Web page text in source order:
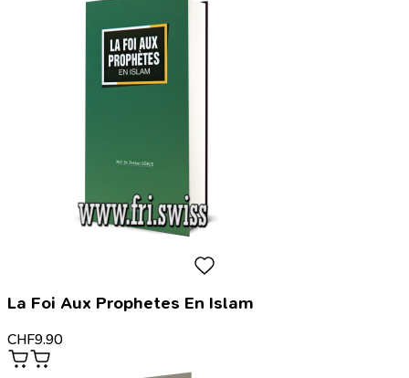
La Foi Aux Prophetes En Islam
CHF9.90